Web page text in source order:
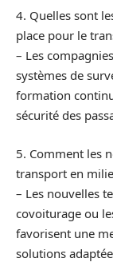
4. Quelles sont
place pour le
– Les
systèmes de
formation
sécurité des
5. Comment les
transport en
– Les nouvelles
covoiturage ou
favorisent une
solutions